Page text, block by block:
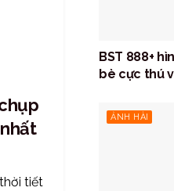
tiết
BST 888+
bè cực thú
ẢNH HÀI